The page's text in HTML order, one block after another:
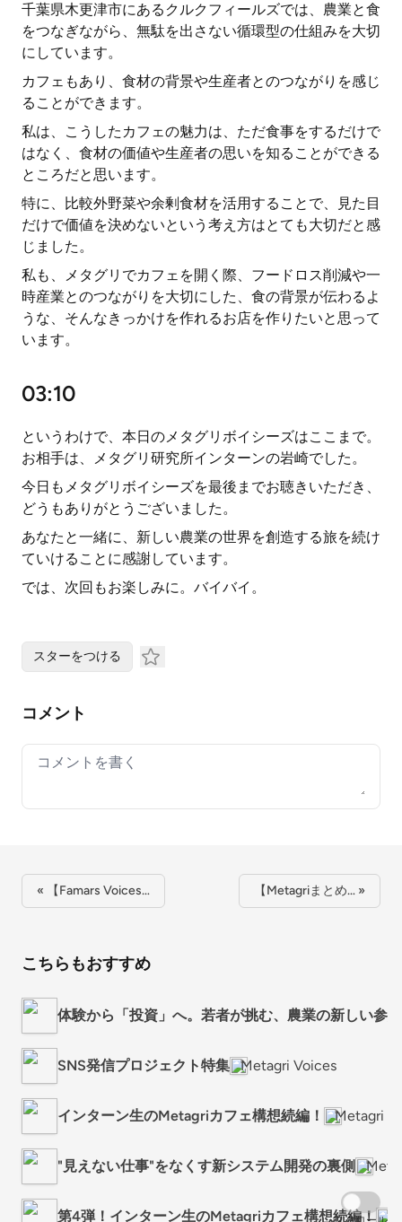
千葉県木更津市にあるクルクフィールズでは、農業と食
をつなぎながら、無駄を出さない循環型の仕組みを大切
にしています。
カフェもあり、食材の背景や生産者とのつながりを感じ
ることができます。
私は、こうしたカフェの魅力は、ただ食事をするだけで
はなく、食材の価値や生産者の思いを知ることができる
ところだと思います。
特に、比較外野菜や余剰食材を活用することで、見た目
だけで価値を決めないという考え方はとても大切だと感
じました。
私も、メタグリでカフェを開く際、フードロス削減や一
時産業とのつながりを大切にした、食の背景が伝わるよ
うな、そんなきっかけを作れるお店を作りたいと思って
います。
03:10
というわけで、本日のメタグリボイシーズはここまで。
お相手は、メタグリ研究所インターンの岩崎でした。
今日もメタグリボイシーズを最後までお聴きいただき、
どうもありがとうございました。
あなたと一緒に、新しい農業の世界を創造する旅を続け
ていけることに感謝しています。
では、次回もお楽しみに。バイバイ。
スターをつける
コメント
Your comment
« 【Famars Voices… 【Metagriまとめ… »
こちらもおすすめ
体験から「投資」へ。若者が挑む、農業の新しい参
SNS発信プロジェクト特集 Metagri Voices
インターン生のMetagriカフェ構想続編！ Metagri
"見えない仕事"をなくす新システム開発の裏側
第4弾！インターン生のMetagriカフェ構想続編！